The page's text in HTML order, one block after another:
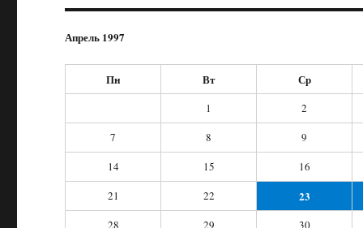
Апрель 1997
Пн Вт Ср
1 2
7
8 9
14
15 16
21
22 23
28
29 30